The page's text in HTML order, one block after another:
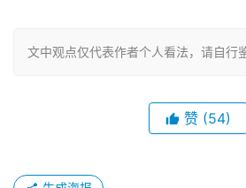
文中观点仅代表作者个人看法，请自行
赞 (54)